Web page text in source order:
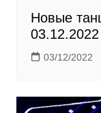
Новые
03/12/2022